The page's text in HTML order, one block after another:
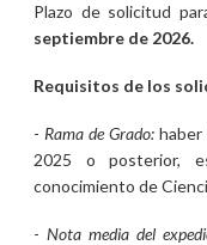
Plazo de solicitud
septiembre de 2026.
Requisitos de los
- Rama de Grado:haber
2025 o posterior,
conocimiento de
-Nota media del